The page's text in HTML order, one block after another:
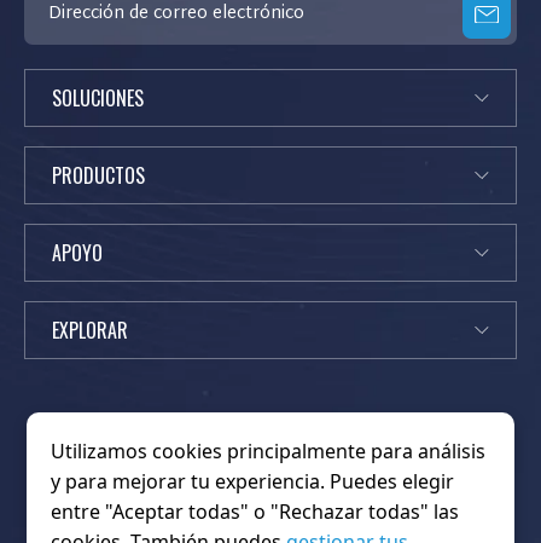
SOLUCIONES
PRODUCTOS
APOYO
EXPLORAR
K
Noticias Fogonadura Sobre nosotros
Hogar
Utilizamos cookies principalmente para análisis
y para mejorar tu experiencia. Puedes elegir
entre "Aceptar todas" o "Rechazar todas" las